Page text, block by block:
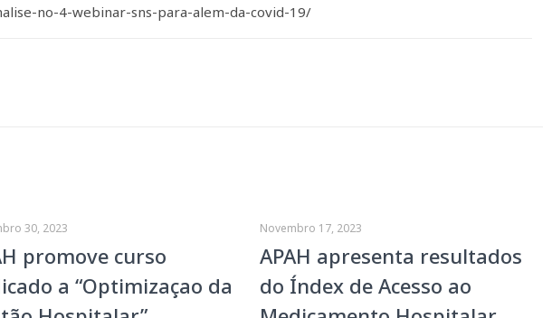
no-4-webinar-sns-para-alem-da-covid-19/
30, 2023
promove curso
a “Optimizaçao da
Novembro 17, 2023
APAH apresenta resultados
do Índex de Acesso ao